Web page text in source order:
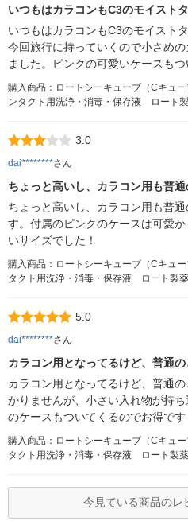
いつもはカラコンもC3のモイスト
いつもはカラコンもC3のモイスト
今回旅行に持っていくので小さめ
ました。ピンクの可愛いケースも
購入商品：ロートシーキューブ（Cキ
ンタクト用洗浄・消毒・保存液 ロート
3.0
dai********さん
ちょっと高いし、カラコン用も普
ちょっと高いし、カラコン用も普
す。付属のピンクのケースは可愛
いサイズでした！
購入商品：ロートシーキューブ（Cキ
タクト用洗浄・消毒・保存液 ロート製薬
5.0
dai********さん
カラコン用となってるけど、普通
カラコン用となってるけど、普通
かりませんが、小さい入れ物が持
のケースもついてくるのでお得です
購入商品：ロートシーキューブ（Cキ
タクト用洗浄・消毒・保存液 ロート製薬
今見ている商品のレ